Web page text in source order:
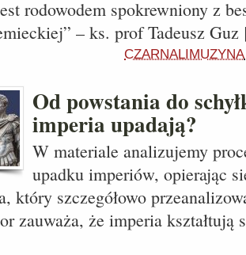
rodowodem spokrewniony z
– ks. prof Tadeusz
CZARNALIMUZYNA
Od powstania do
imperia upadają?
W materiale analizujemy
upadku imperiów, opierając
który szczegółowo
zauważa, że imperia kształtują